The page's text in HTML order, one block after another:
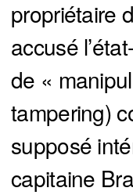
propriétaire
accusé
de «
tampering)
supposé
capitaine